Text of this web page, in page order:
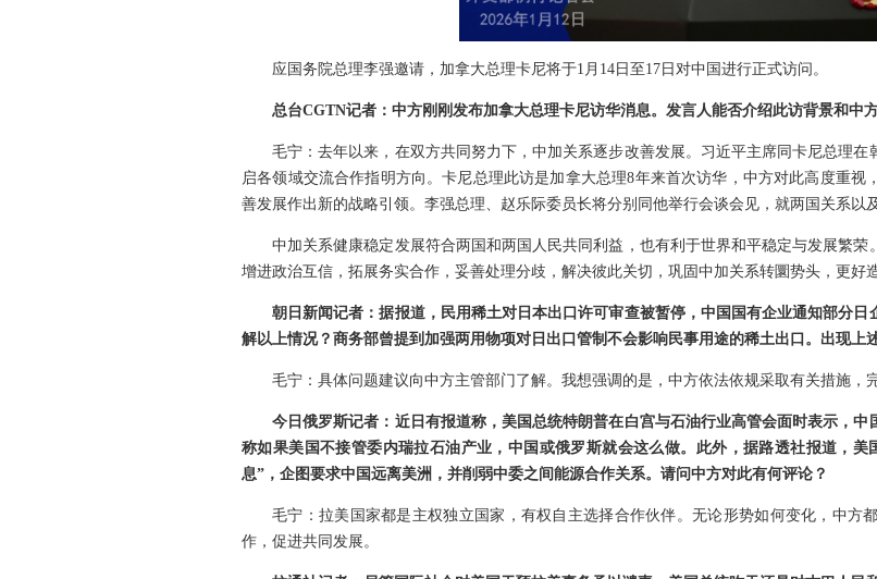
应国务院总理李强邀请，加拿大总理卡尼将于1月14日至17日对中国进行正式访问。
总台CGTN记者：中方刚刚发布加拿大总理卡尼访华消息。发言人能否介绍此访背景和中
毛宁：去年以来，在双方共同努力下，中加关系逐步改善发展。习近平主席同卡尼总理
启各领域交流合作指明方向。卡尼总理此访是加拿大总理8年来首次访华，中方对此高度重
善发展作出新的战略引领。李强总理、赵乐际委员长将分别同他举行会谈会见，就两国关系以
中加关系健康稳定发展符合两国和两国人民共同利益，也有利于世界和平稳定与发展繁荣
增进政治互信，拓展务实合作，妥善处理分歧，解决彼此关切，巩固中加关系转圜势头，更好
朝日新闻记者：据报道，民用稀土对日本出口许可审查被暂停，中国国有企业通知部分
解以上情况？商务部曾提到加强两用物项对日出口管制不会影响民事用途的稀土出口。出现上
毛宁：具体问题建议向中方主管部门了解。我想强调的是，中方依法依规采取有关措施，
今日俄罗斯记者：近日有报道称，美国总统特朗普在白宫与石油行业高管会面时表示，
称如果美国不接管委内瑞拉石油产业，中国或俄罗斯就会这么做。此外，据路透社报道，
息”，企图要求中国远离美洲，并削弱中委之间能源合作关系。请问中方对此有何评论？
毛宁：拉美国家都是主权独立国家，有权自主选择合作伙伴。无论形势如何变化，中方
作，促进共同发展。